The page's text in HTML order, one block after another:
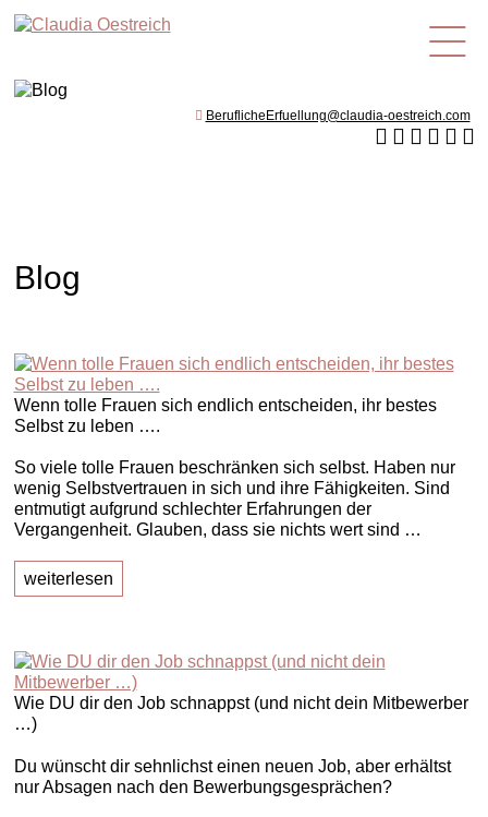
de
BeruflicheErfuellung@claudia-oestreich.com
Blog
Wenn tolle Frauen sich endlich entscheiden, ihr bestes
Selbst zu leben ….
So viele tolle Frauen beschränken sich selbst. Haben nur
wenig Selbstvertrauen in sich und ihre Fähigkeiten. Sind
entmutigt aufgrund schlechter Erfahrungen der
Vergangenheit. Glauben, dass sie nichts wert sind …
weiterlesen
Wie DU dir den Job schnappst (und nicht dein Mitbewerber
…)
Du wünscht dir sehnlichst einen neuen Job, aber erhältst
nur Absagen nach den Bewerbungsgesprächen?